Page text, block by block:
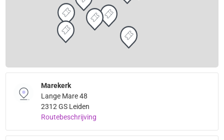
Marekerk
Lange Mare 48
2312 GS Leiden
Routebeschrijving